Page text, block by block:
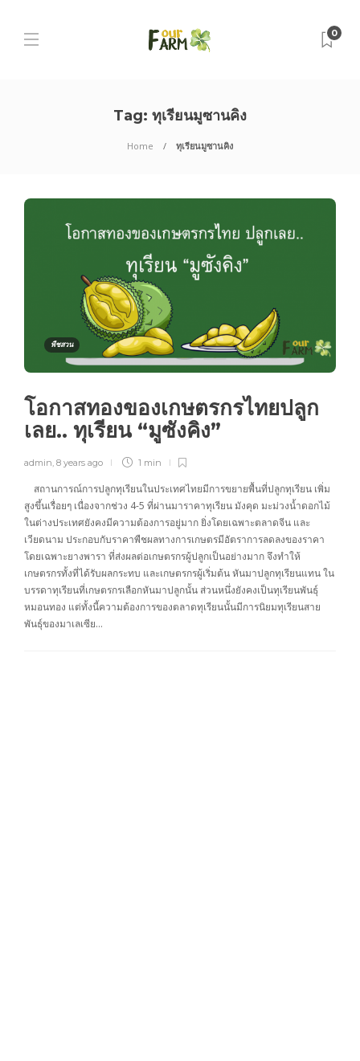
0
Tag: ทุเรียนมูซานคิง
Home ทุเรียนมูซานคิง
พืชสวน
โอกาสทองของเกษตรกรไทยปลูก
เลย.. ทุเรียน “มูซังคิง”
admin, 8 years ago 1 min
สถานการณ์การปลูกทุเรียนในประเทศไทยมีการขยายพื้นที่ปลูกทุเรียน เพิ่ม
สูงขึ้นเรื่อยๆ เนื่องจากช่วง 4-5 ที่ผ่านมาราคาทุเรียน มังคุด มะม่วงน้ำดอกไม้
ในต่างประเทศยังคงมีความต้องการอยู่มาก ยิ่งโดยเฉพาะตลาดจีน และ
เวียดนาม ประกอบกับราคาพืชผลทางการเกษตรมีอัตราการลดลงของราคา
โดยเฉพาะยางพารา ที่ส่งผลต่อเกษตรกรผู้ปลูกเป็นอย่างมาก จึงทำให้
เกษตรกรทั้งที่ได้รับผลกระทบ และเกษตรกรผู้เริ่มต้น หันมาปลูกทุเรียนแทน ใน
บรรดาทุเรียนที่เกษตรกรเลือกหันมาปลูกนั้น ส่วนหนึ่งยังคงเป็นทุเรียนพันธุ์
หมอนทอง แต่ทั้งนี้ความต้องการของตลาดทุเรียนนั้นมีการนิยมทุเรียนสาย
พันธุ์ของมาเลเซีย…